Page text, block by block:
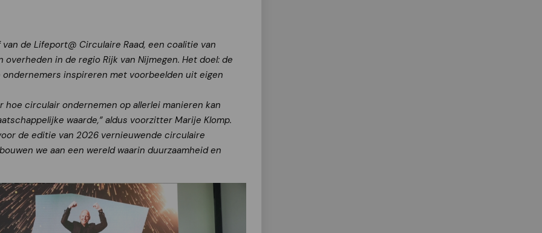
de Lifeport@ Circulaire Raad, een coalitie van
in de regio Rijk van Nijmegen. Het doel: de
inspireren met voorbeelden uit eigen
hoe circulair ondernemen op allerlei manieren kan
waarde,” aldus voorzitter Marije Klomp.
de editie van 2026 vernieuwende circulaire
we aan een wereld waarin duurzaamheid en